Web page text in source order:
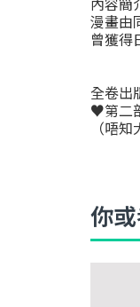
漫畫由
曾獲得
全卷出
♥第二
（唔
你